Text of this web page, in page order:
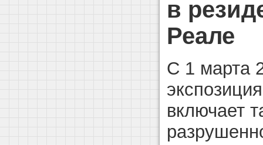
в
Реале
С 1 марта
включает